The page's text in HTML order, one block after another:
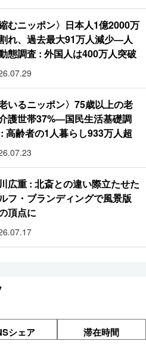
縮むニッポン〉日本人1億2000万
れ、過去最大91万人減少―人
態調査 : 外国人は400万人突破
老いるニッポン〉75歳以上の老
護世帯37%―国民生活基礎調
高齢者の1人暮らし933万人超
広重 : 北斎との違い際立たせた
フ・ブランディングで風景版
頂点に
シェア 滞在時間